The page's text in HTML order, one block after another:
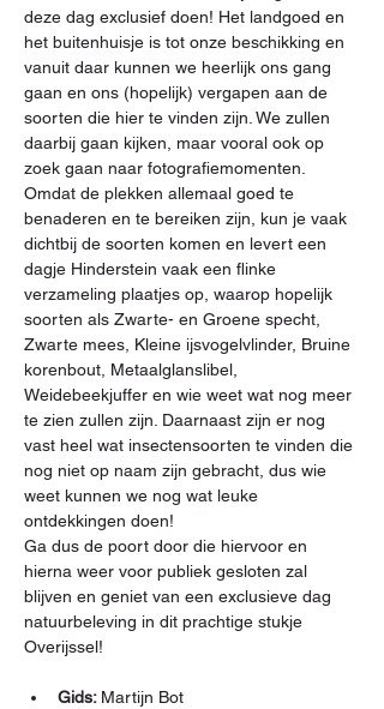
deze dag exclusief doen! Het landgoed en
het buitenhuisje is tot onze beschikking en
vanuit daar kunnen we heerlijk ons gang
gaan en ons (hopelijk) vergapen aan de
soorten die hier te vinden zijn. We zullen
daarbij gaan kijken, maar vooral ook op
zoek gaan naar fotografiemomenten.
Omdat de plekken allemaal goed te
benaderen en te bereiken zijn, kun je vaak
dichtbij de soorten komen en levert een
dagje Hinderstein vaak een flinke
verzameling plaatjes op, waarop hopelijk
soorten als Zwarte- en Groene specht,
Zwarte mees, Kleine ijsvogelvlinder, Bruine
korenbout, Metaalglanslibel,
Weidebeekjuffer en wie weet wat nog meer
te zien zullen zijn. Daarnaast zijn er nog
vast heel wat insectensoorten te vinden die
nog niet op naam zijn gebracht, dus wie
weet kunnen we nog wat leuke
ontdekkingen doen!
Ga dus de poort door die hiervoor en
hierna weer voor publiek gesloten zal
blijven en geniet van een exclusieve dag
natuurbeleving in dit prachtige stukje
Overijssel!
Gids: Martijn Bot